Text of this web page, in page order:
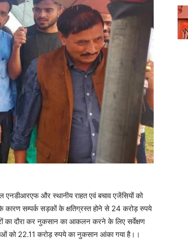
एनडीआरएफ और स्थानीय राहत एवं बचाव एजेंसियों को
के कारण सम्पर्क सड़कों के क्षतिग्रस्त होने से 24 करोड़ रुपये
का दौरा कर नुकसान का आकलन करने के लिए सर्वेक्षण
को 22.11 करोड़ रुपये का नुकसान आंका गया है।।